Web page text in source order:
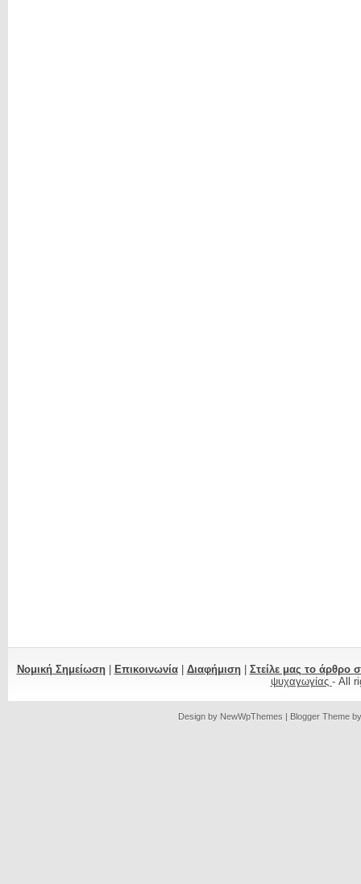
Νομική Σημείωση| Επικοινωνία| Διαφήμιση| Στείλε μας το άρθρο
ψυχαγωγίας - All
Design by NewWpThemes | Blogger Theme